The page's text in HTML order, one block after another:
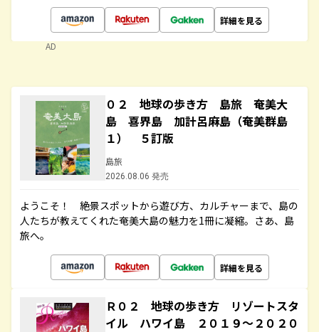
詳細を見る
AD
０２ 地球の歩き方 島旅 奄美大
島 喜界島 加計呂麻島（奄美群島
１） ５訂版
島旅
2026.08.06 発売
ようこそ！ 絶景スポットから遊び方、カルチャーまで、島の
人たちが教えてくれた奄美大島の魅力を1冊に凝縮。さあ、島
旅へ。
詳細を見る
Ｒ０２ 地球の歩き方 リゾートスタ
イル ハワイ島 ２０１９～２０２０